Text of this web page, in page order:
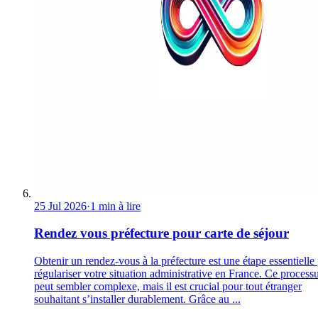
25 Jul 2026·1 min à lire
Rendez vous préfecture pour carte de séjour
Obtenir un rendez-vous à la préfecture est une étape essentielle
régulariser votre situation administrative en France. Ce
peut sembler complexe, mais il est crucial pour tout étranger
souhaitant s’installer durablement. Grâce au ...